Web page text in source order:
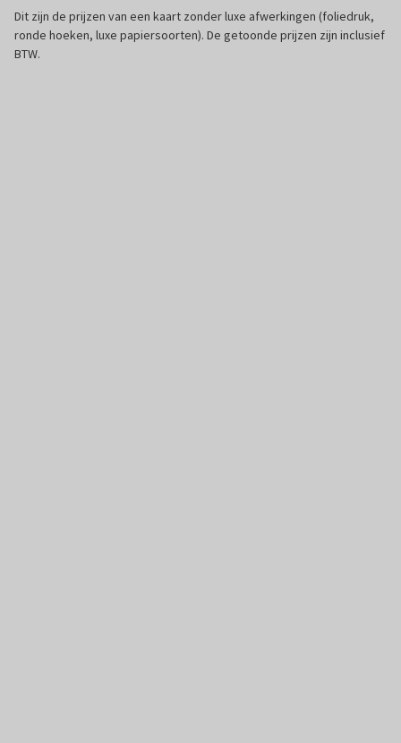
Dit zijn de prijzen van een kaart zonder luxe afwerkingen (foliedruk,
ronde hoeken, luxe papiersoorten). De getoonde prijzen zijn inclusief
BTW.